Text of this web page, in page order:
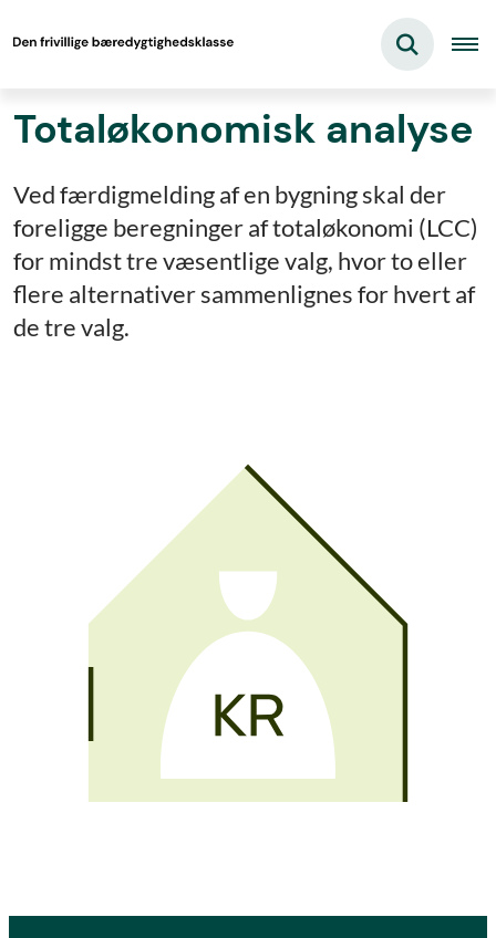
Totaløkonomisk analyse
Ved færdigmelding af en bygning skal der
foreligge beregninger af totaløkonomi (LCC)
for mindst tre væsentlige valg, hvor to eller
flere alternativer sammenlignes for hvert af
de tre valg.